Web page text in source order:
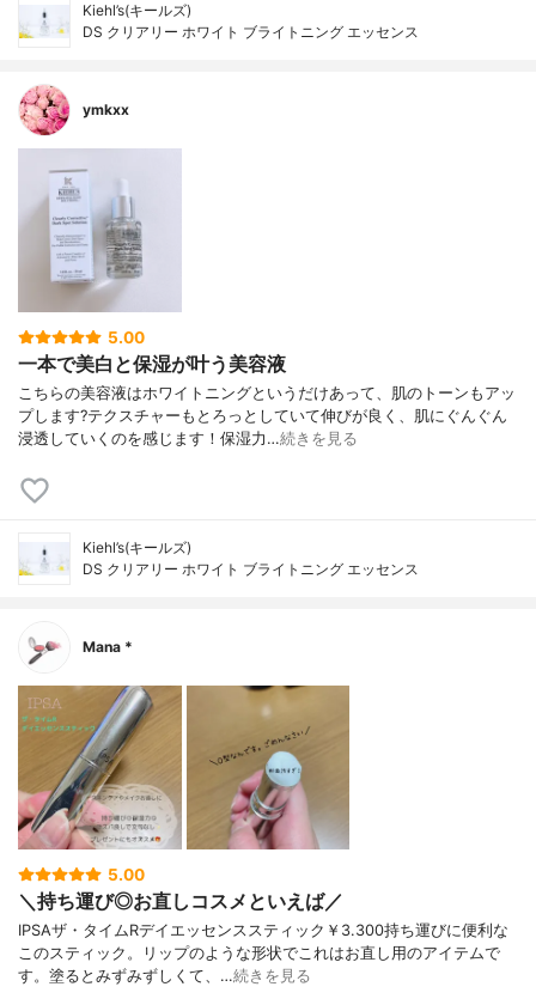
Kiehl’s(キールズ)
DS クリアリー ホワイト ブライトニング エッセンス
ymkxx
5.00
一本で美白と保湿が叶う美容液
こちらの美容液はホワイトニングというだけあって、肌のトーンもアッ
プします?テクスチャーもとろっとしていて伸びが良く、肌にぐんぐん
浸透していくのを感じます！保湿力…続きを見る
Kiehl’s(キールズ)
DS クリアリー ホワイト ブライトニング エッセンス
Mana *
5.00
＼持ち運び◎お直しコスメといえば／
IPSAザ・タイムRデイエッセンススティック￥3.300持ち運びに便利な
このスティック。リップのような形状でこれはお直し用のアイテムで
す。塗るとみずみずしくて、…続きを見る